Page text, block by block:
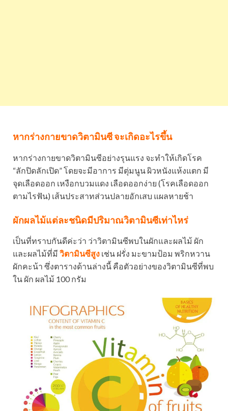
หากร่างกายขาดวิตามินซี จะเกิดอะไรขึ้น
หากร่างกายขาดวิตามินซีอย่างรุนแรง จะทำให้เกิดโรค
“ลักปิดลักเปิด” โดยจะมีอาการ มีตุ่มนูน ผิวหนังแห้งแตก มี
จุดเลือดออก เหงือกบวมแดง เลือดออกง่าย (โรคเลือดออก
ตามไรฟัน) เส้นประสาทส่วนปลายอักเสบ แผลหายช้า
ผักผลไม้แต่ละชนิดมีปริมาณวิตามินซีเท่าไหร่
เป็นที่ทราบกันดีค่ะว่า ว่าวิตามินซีพบในผักและผลไม้ ผัก
และผลไม้ที่มี วิตามินซีสูง เช่น ฝรั่ง มะขามป้อม พริกหวาน
ผักคะน้า ซึ่งตารางด้านล่างนี้ คือตัวอย่างของวิตามินซีที่พบ
ใน ผัก ผลไม้ 100 กรัม